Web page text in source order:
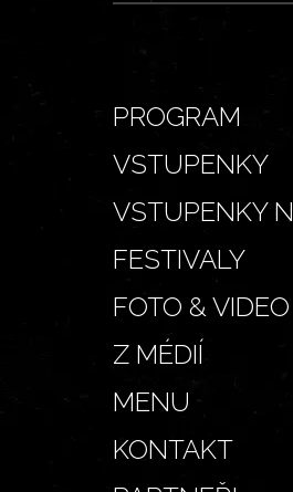
PROGRAM
VSTUPENKY
VSTUPENKY
FESTIVALY
FOTO & VIDEO
Z MÉDIÍ
MENU
KONTAKT